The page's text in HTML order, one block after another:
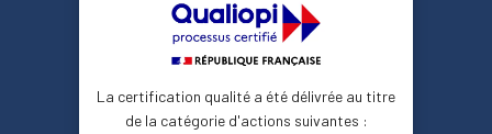
La certification qualité a été délivrée au titre
de la catégorie d'actions suivantes :